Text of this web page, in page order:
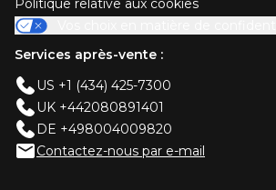
Politique relative aux cookies
Services après-vente :
US +1 (434) 425-7300
UK +442080891401
DE +498004009820
Contactez-nous par e-mail